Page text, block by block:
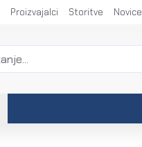
Proizvajalci Storitve Novice